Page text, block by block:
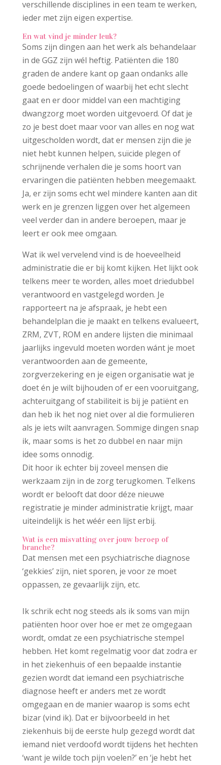
verschillende disciplines in een team te werken,
ieder met zijn eigen expertise.
En wat vind je minder leuk?
Soms zijn dingen aan het werk als behandelaar
in de GGZ zijn wél heftig. Patiënten die 180
graden de andere kant op gaan ondanks alle
goede bedoelingen of waarbij het echt slecht
gaat en er door middel van een machtiging
dwangzorg moet worden uitgevoerd. Of dat je
zo je best doet maar voor van alles en nog wat
uitgescholden wordt, dat er mensen zijn die je
niet hebt kunnen helpen, suïcide plegen of
schrijnende verhalen die je soms hoort van
ervaringen die patiënten hebben meegemaakt.
Ja, er zijn soms echt wel mindere kanten aan dit
werk en je grenzen liggen over het algemeen
veel verder dan in andere beroepen, maar je
leert er ook mee omgaan.
Wat ik wel vervelend vind is de hoeveelheid
administratie die er bij komt kijken. Het lijkt ook
telkens meer te worden, alles moet driedubbel
verantwoord en vastgelegd worden. Je
rapporteert na je afspraak, je hebt een
behandelplan die je maakt en telkens evalueert,
ZRM, ZVT, ROM en andere lijsten die minimaal
jaarlijks ingevuld moeten worden wánt je moet
verantwoorden aan de gemeente,
zorgverzekering en je eigen organisatie wat je
doet én je wilt bijhouden of er een vooruitgang,
achteruitgang of stabiliteit is bij je patiënt en
dan heb ik het nog niet over al die formulieren
als je iets wilt aanvragen. Sommige dingen snap
ik, maar soms is het zo dubbel en naar mijn
idee soms onnodig.
Dit hoor ik echter bij zoveel mensen die
werkzaam zijn in de zorg terugkomen. Telkens
wordt er belooft dat door déze nieuwe
registratie je minder administratie krijgt, maar
uiteindelijk is het wéér een lijst erbij.
Wat is een misvatting over jouw beroep of
branche?
Dat mensen met een psychiatrische diagnose
‘gekkies’ zijn, niet sporen, je voor ze moet
oppassen, ze gevaarlijk zijn, etc.
Ik schrik echt nog steeds als ik soms van mijn
patiënten hoor over hoe er met ze omgegaan
wordt, omdat ze een psychiatrische stempel
hebben. Het komt regelmatig voor dat zodra er
in het ziekenhuis of een bepaalde instantie
gezien wordt dat iemand een psychiatrische
diagnose heeft er anders met ze wordt
omgegaan en de manier waarop is soms echt
bizar (vind ik). Dat er bijvoorbeeld in het
ziekenhuis bij de eerste hulp gezegd wordt dat
iemand niet verdoofd wordt tijdens het hechten
‘want je wilde toch pijn voelen?’ en ‘je hebt het